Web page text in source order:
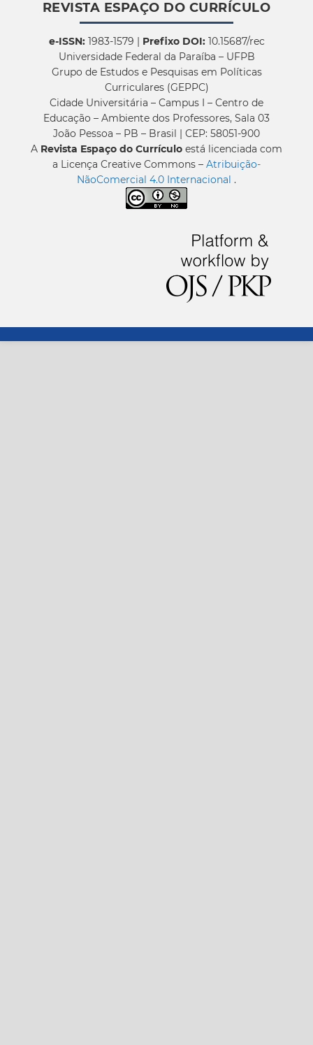
REVISTA ESPAÇO DO CURRÍCULO
e-ISSN:1983-1579 | Prefixo DOI:10.15687/rec
Universidade Federal da Paraíba – UFPB
Grupo de Estudos e Pesquisas em Políticas
Curriculares (GEPPC)
Cidade Universitária – Campus I – Centro de
Educação – Ambiente dos Professores, Sala 03
João Pessoa – PB – Brasil | CEP: 58051-900
A Revista Espaço do Currículo está licenciada com
a Licença Creative Commons – Atribuição-
NãoComercial 4.0 Internacional .